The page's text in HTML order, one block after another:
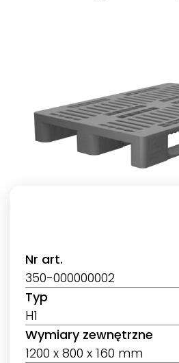
Nr art.
350-000000002
Typ
H1
Wymiary zewnętrzne
1200 x 800 x 160 mm